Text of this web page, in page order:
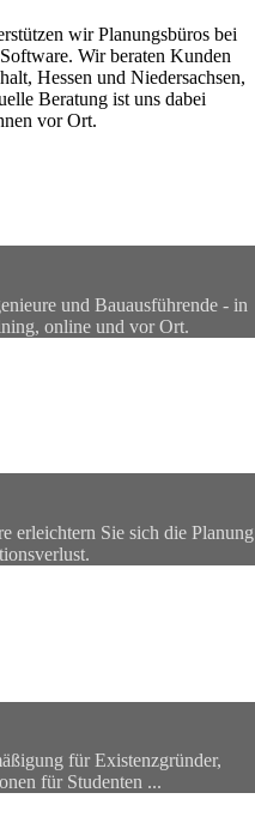
wir Planungsbüros bei
Wir beraten Kunden
Hessen und Niedersachsen,
Beratung ist uns dabei
vor Ort.
und Bauausführende - in
online und vor Ort.
erleichtern Sie sich die Planung
für Existenzgründer,
für Studenten ...